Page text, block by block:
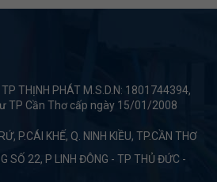
THỊNH PHÁT M.S.D.N: 1801744394,
TP Cần Thơ cấp ngày 15/01/2008
P.CÁI KHẾ, Q. NINH KIỀU, TP.CẦN THƠ
SỐ 22, P LINH ĐÔNG - TP THỦ ĐỨC -